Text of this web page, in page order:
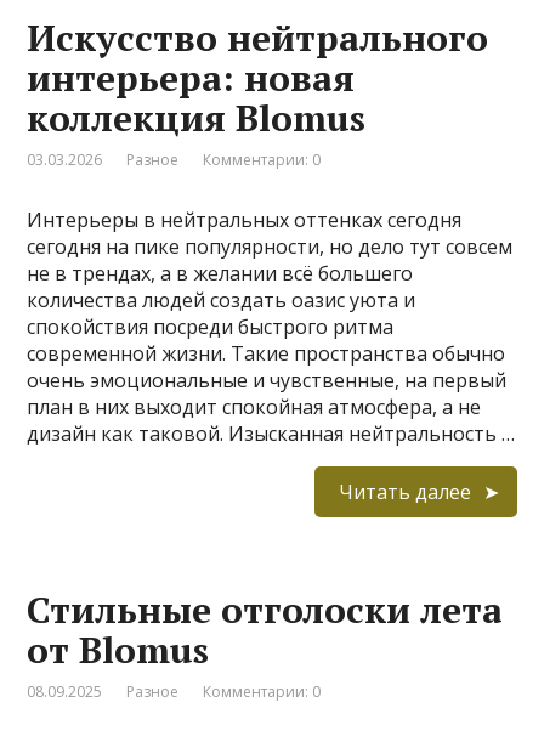
Искусство нейтрального
интерьера: новая
коллекция Blomus
03.03.2026 Разное Комментарии: 0
Интерьеры в нейтральных оттенках сегодня
сегодня на пике популярности, но дело тут совсем
не в трендах, а в желании всё большего
количества людей создать оазис уюта и
спокойствия посреди быстрого ритма
современной жизни. Такие пространства обычно
очень эмоциональные и чувственные, на первый
план в них выходит спокойная атмосфера, а не
дизайн как таковой. Изысканная нейтральность …
Читать далее
Стильные отголоски лета
от Blomus
08.09.2025 Разное Комментарии: 0